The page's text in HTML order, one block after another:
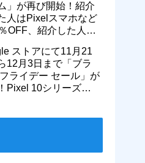
」が再び開始！紹介
人はPixelスマホなど
OFF、紹介した人は
ストアにて11月21
12月3日まで「ブラ
ライデー セール」が
Pixel 10シリーズや